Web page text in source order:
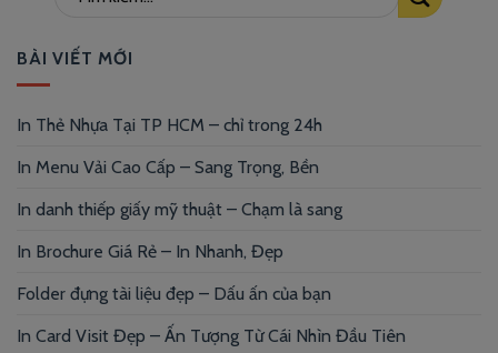
BÀI VIẾT MỚI
In Thẻ Nhựa Tại TP HCM – chỉ trong 24h
In Menu Vải Cao Cấp – Sang Trọng, Bền
In danh thiếp giấy mỹ thuật – Chạm là sang
In Brochure Giá Rẻ – In Nhanh, Đẹp
Folder đựng tài liệu đẹp – Dấu ấn của bạn
In Card Visit Đẹp – Ấn Tượng Từ Cái Nhìn Đầu Tiên